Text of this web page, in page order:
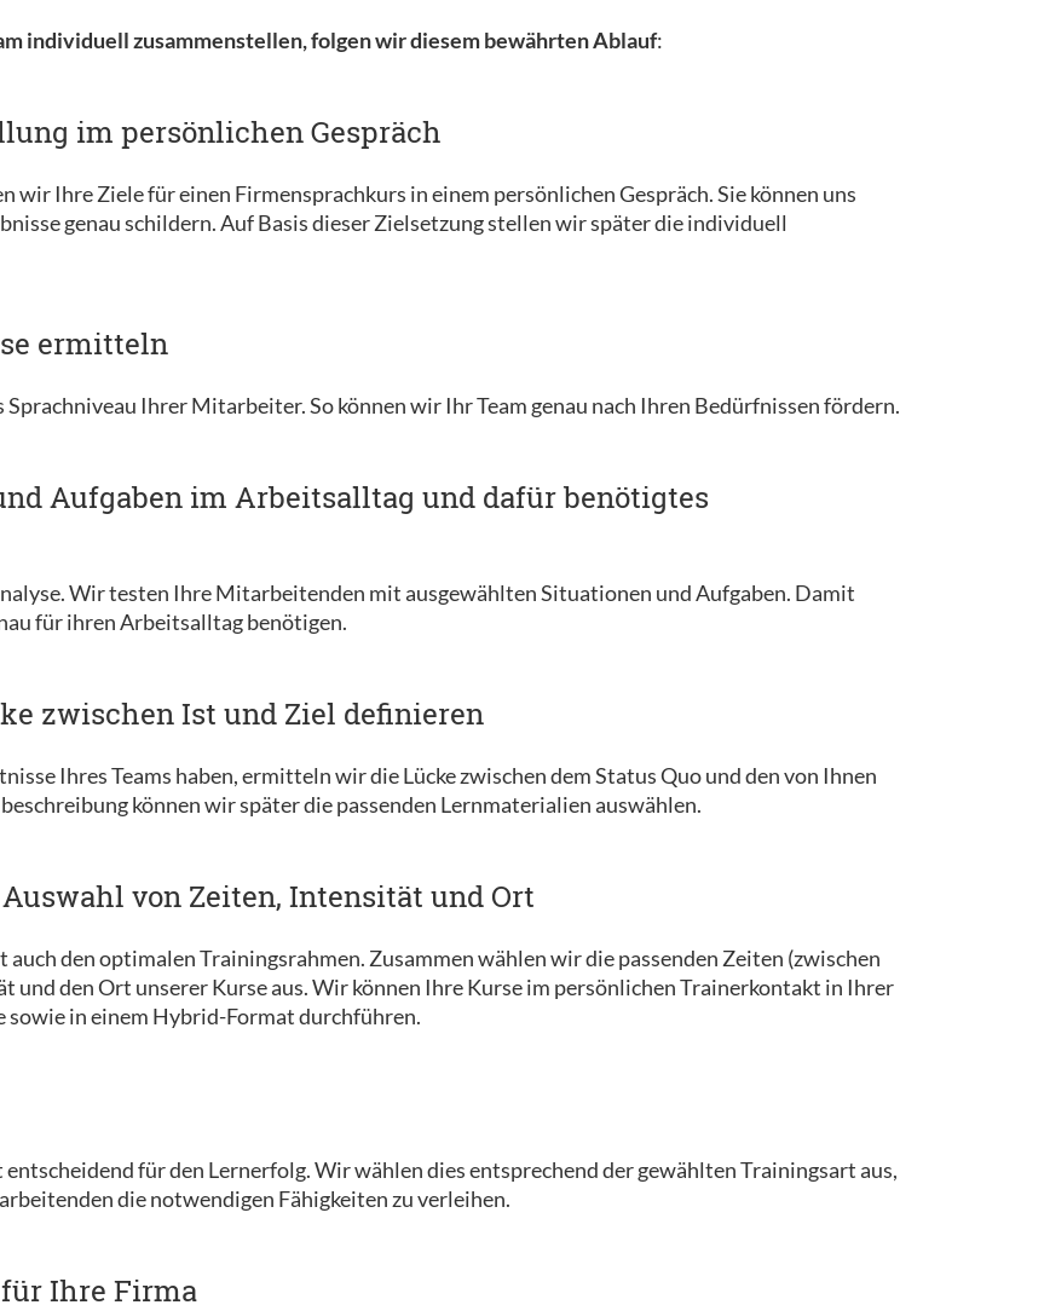
individuell zusammenstellen, folgen wir diesem bewährten Ablauf:
im persönlichen Gespräch
wir Ihre Ziele für einen Firmensprachkurs in einem persönlichen Gespräch. Sie können uns
genau schildern. Auf Basis dieser Zielsetzung stellen wir später die individuell
ermitteln
Ihrer Mitarbeiter. So können wir Ihr Team genau nach Ihren Bedürfnissen fördern.
Aufgaben im Arbeitsalltag und dafür benötigtes
Wir testen Ihre Mitarbeitenden mit ausgewählten Situationen und Aufgaben. Damit
für ihren Arbeitsalltag benötigen.
zwischen Ist und Ziel definieren
Ihres Teams haben, ermitteln wir die Lücke zwischen dem Status Quo und den von Ihnen
können wir später die passenden Lernmaterialien auswählen.
von Zeiten, Intensität und Ort
den optimalen Trainingsrahmen. Zusammen wählen wir die passenden Zeiten (zwischen
und den Ort unserer Kurse aus. Wir können Ihre Kurse im persönlichen Trainerkontakt in Ihrer
sowie in einem Hybrid-Format durchführen.
für den Lernerfolg. Wir wählen dies entsprechend der gewählten Trainingsart aus,
die notwendigen Fähigkeiten zu verleihen.
Ihre Firma